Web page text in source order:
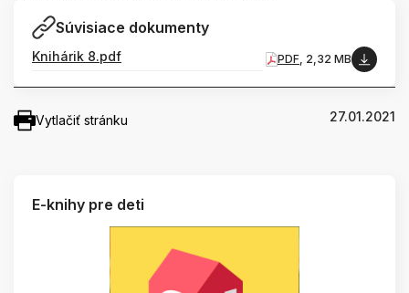
Súvisiace dokumenty
Knihárik 8.pdf PDF, 2,32 MB
Vytlačiť stránku 27.01.2021
E-knihy pre deti